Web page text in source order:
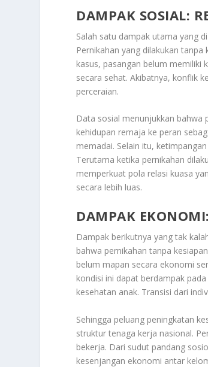
DAMPAK SOSIAL:
Salah satu dampak utama yang
Pernikahan yang dilakukan
kasus, pasangan belum memiliki
secara sehat. Akibatnya, konflik
perceraian.
Data sosial menunjukkan bahwa
kehidupan remaja ke peran
memadai. Selain itu,
Terutama ketika pernikahan
memperkuat pola relasi kuasa
secara lebih luas.
DAMPAK
Dampak berikutnya yang tak
bahwa pernikahan tanpa
belum mapan secara ekonomi
kondisi ini dapat berdampak
kesehatan anak. Transisi dari
Sehingga peluang peningkatan
struktur tenaga kerja nasional.
bekerja. Dari sudut pandang
kesenjangan ekonomi antar